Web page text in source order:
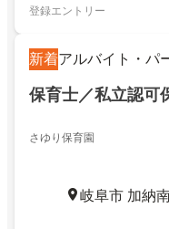
登録エントリー
新着アルバイト・パ
保育士／私立認可
さゆり保育園
岐阜市 加納